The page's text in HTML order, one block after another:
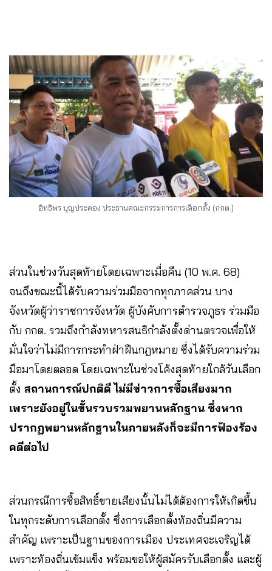
อิทธิพร บุญประคอง ประธานคณะกรรมการการเลือกตั้ง (กกต.)
ส่วนในช่วงวันสุดท้ายโดยเฉพาะเมื่อคืน (10 พ.ค. 68)
จนถึงขณะนี้ได้รับความร่วมมือจากทุกภาคส่วน บาง
จังหวัดผู้ว่าราชการจังหวัด ผู้บังคับการตำรวจภูธร ร่วมมือ
กับ กกต. รวมถึงกำลังทหารสนธิกำลังตั้งด่านตรวจเพื่อให้
มั่นใจว่าไม่มีการกระทำฝ่าฝืนกฎหมาย ซึ่งได้รับความร่วม
มือมาโดยตลอด โดยเฉพาะในช่วงโค้งสุดท้ายใกล้วันเลือก
ตั้ง สถานการณ์ปกติดี ไม่มีข่าวการซื้อเสียงมาก
เพราะยังอยู่ในขั้นรวบรวมพยานหลักฐาน ซึ่งหาก
ปรากฏพยานหลักฐานในภายหลังก็จะมีการฟ้องร้อง
คดีต่อไป
ส่วนกรณีการซื้อสิทธิ์ขายเสียงนั้นไม่ได้ต้องการให้เกิดขึ้น
ในทุกระดับการเลือกตั้ง ซึ่งการเลือกตั้งท้องถิ่นมีความ
สำคัญ เพราะเป็นฐานของการเมือง ประเทศจะเจริญได้
เพราะท้องถิ่นเข้มแข็ง พร้อมขอให้ผู้สมัครรับเลือกตั้ง และผู้